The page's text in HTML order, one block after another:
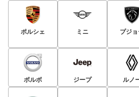
ポルシェ ミニ プジ
ボルボ ジープ ルノ